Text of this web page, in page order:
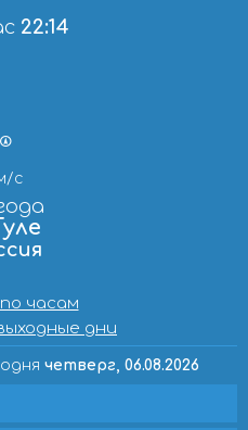
22:14
с
часам
дни
четверг, 06.08.2026